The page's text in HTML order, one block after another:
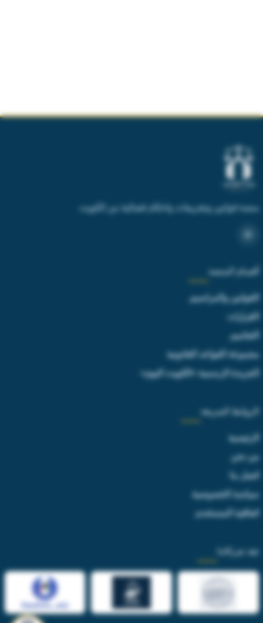
منصة قوانين وتشريعات واحكام قضائية من الكويت
أقسام المنصة
القوانين والمراسيم
القرارات
التعاميم
مجموعة القواعد القانونية
الجريدة الرسمية «الكويت اليوم»
الروابط السريعة
الرئيسية
من نحن
اتصل بنا
سياسة الخصوصية
اتفاقية المستخدم
ثقة شركائنا